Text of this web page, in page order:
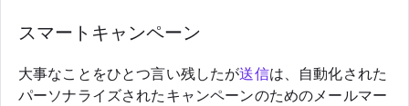
スマートキャンペーン
大事なことをひとつ言い残したが送信は、自動化された
パーソナライズされたキャンペーンのためのメールマー